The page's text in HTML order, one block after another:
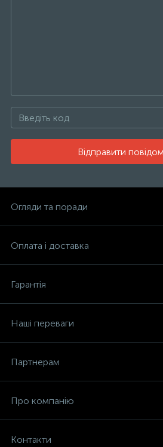
Відправити
Огляди та поради
Оплата і доставка
Гарантія
Наші переваги
Партнерам
Про компанію
Контакти